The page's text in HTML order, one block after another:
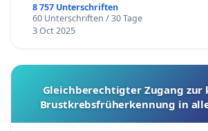
8 757 Unterschriften
60 Unterschriften / 30 Tage
3 Oct 2025
Gleichberechtigter Zugang zur
Brustkrebsfrüherkennung in